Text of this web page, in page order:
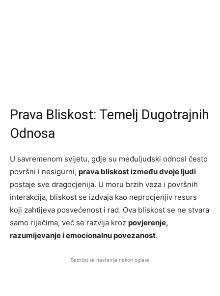
Prava Bliskost: Temelj Dugotrajnih
Odnosa
U savremenom svijetu, gdje su međuljudski odnosi često
površni i nesigurni, prava bliskost između dvoje ljudi
postaje sve dragocjenija. U moru brzih veza i površnih
interakcija, bliskost se izdvaja kao neprocjenjiv resurs
koji zahtijeva posvećenost i rad. Ova bliskost se ne stvara
samo riječima, već se razvija kroz povjerenje,
razumijevanje i emocionalnu povezanost.
Sadržaj se nastavlja nakon oglasa